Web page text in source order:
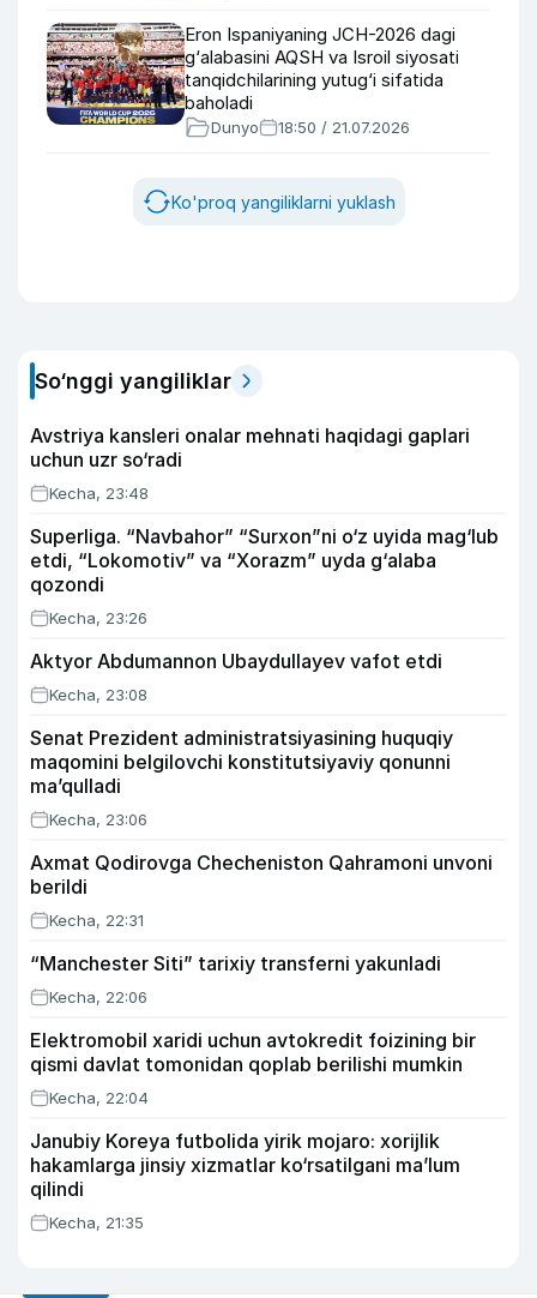
Eron Ispaniyaning JCH-2026 dagi
g‘alabasini AQSH va Isroil siyosati
tanqidchilarining yutug‘i sifatida
baholadi
Dunyo 18:50 / 21.07.2026
Ko'proq yangiliklarni yuklash
So‘nggi yangiliklar
Avstriya kansleri onalar mehnati haqidagi gaplari
uchun uzr so‘radi
Kecha, 23:48
Superliga. “Navbahor” “Surxon”ni o‘z uyida mag‘lub
etdi, “Lokomotiv” va “Xorazm” uyda g‘alaba
qozondi
Kecha, 23:26
Aktyor Abdu­mannon Ubaydullayev vafot etdi
Kecha, 23:08
Senat Prezident administratsiyasining huquqiy
maqomini belgilovchi konstitutsiyaviy qonunni
ma’qulladi
Kecha, 23:06
Axmat Qodirovga Checheniston Qahramoni unvoni
berildi
Kecha, 22:31
“Manchester Siti” tarixiy transferni yakunladi
Kecha, 22:06
Elektromobil xaridi uchun avtokredit foizining bir
qismi davlat tomonidan qoplab berilishi mumkin
Kecha, 22:04
Janubiy Koreya futbolida yirik mojaro: xorijlik
hakamlarga jinsiy xizmatlar ko‘rsatilgani ma’lum
qilindi
Kecha, 21:35